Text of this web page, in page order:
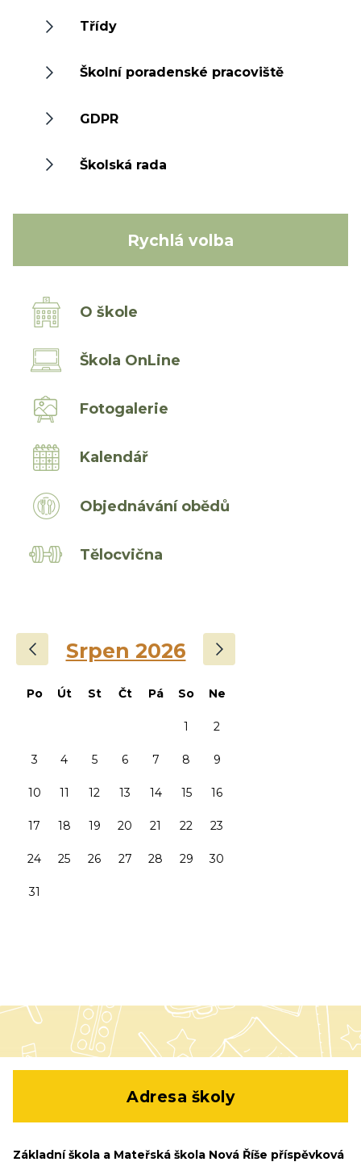
Třídy
Školní poradenské pracoviště
GDPR
Školská rada
Rychlá volba
O škole
Škola OnLine
Fotogalerie
Kalendář
Objednávání obědů
Tělocvična
Srpen 2026 ›
Po Út St Čt Pá So Ne
1 2
3 4 5 6 7 8 9
10 11 12 13 14 15 16
17 18 19 20 21 22 23
24 25 26 27 28 29 30
31
Adresa školy
Základní škola a Mateřská škola Nová Říše příspěvková